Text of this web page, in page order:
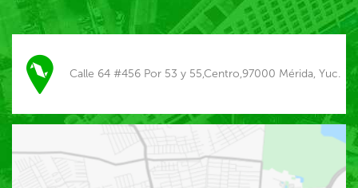
Calle 64 #456 Por 53 y 55,Centro,97000 Mérida, Yuc.